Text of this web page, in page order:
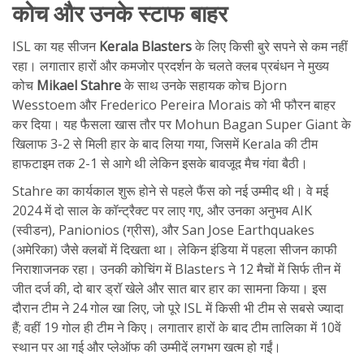
कोच और उनके स्टाफ बाहर
ISL का यह सीजनKerala Blastersके लिए किसी बुरे सपने से कम नहीं
रहा। लगातार हारों और कमजोर प्रदर्शन के चलते क्लब प्रबंधन ने मुख्य
कोच Mikael Stahreके साथ उनके सहायक कोच Bjorn
Wesstoem और Frederico Pereira Morais को भी फौरन बाहर
कर दिया। यह फैसला खास तौर पर Mohun Bagan Super Giant के
खिलाफ 3-2 से मिली हार के बाद लिया गया, जिसमें Kerala की टीम
हाफटाइम तक 2-1 से आगे थी लेकिन इसके बावजूद मैच गंवा बैठी।
Stahre का कार्यकाल शुरू होने से पहले फैंस को नई उम्मीद थी। वे मई
2024 में दो साल के कॉन्ट्रैक्ट पर लाए गए, और उनका अनुभव AIK
(स्वीडन), Panionios (ग्रीस), और San Jose Earthquakes
(अमेरिका) जैसे क्लबों में दिखता था। लेकिन इंडिया में पहला सीजन काफी
निराशाजनक रहा। उनकी कोचिंग में Blasters ने 12 मैचों में सिर्फ तीन में
जीत दर्ज की, दो बार ड्रॉ खेले और सात बार हार का सामना किया। इस
दौरान टीम ने 24 गोल खा लिए, जो पूरे ISL में किसी भी टीम से सबसे ज्यादा
हैं; वहीं 19 गोल ही टीम ने किए। लगातार हारों के बाद टीम तालिका में 10वें
स्थान पर आ गई और प्लेऑफ की उम्मीदें लगभग खत्म हो गईं।